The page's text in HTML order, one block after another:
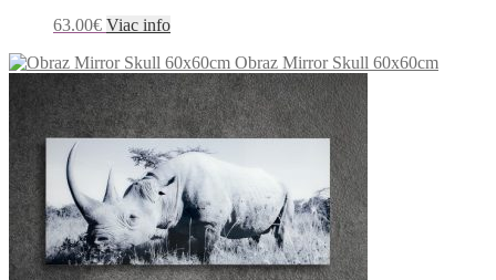
63.00€ Viac info
Obraz Mirror Skull 60x60cm